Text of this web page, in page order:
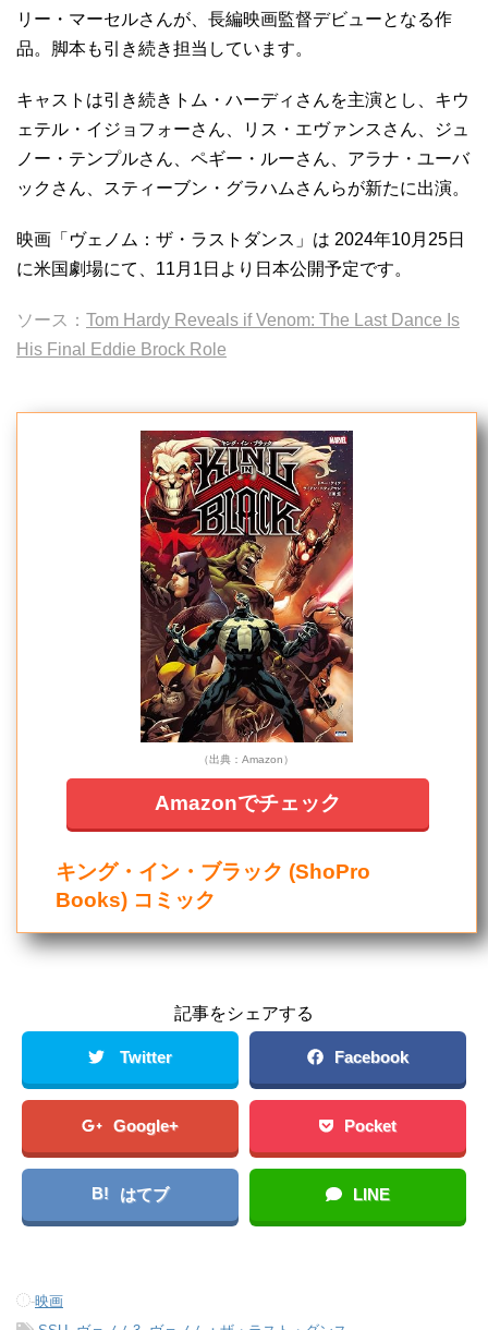
リー・マーセルさんが、長編映画監督デビューとなる作
品。脚本も引き続き担当しています。
キャストは引き続きトム・ハーディさんを主演とし、キウ
ェテル・イジョフォーさん、リス・エヴァンスさん、ジュ
ノー・テンプルさん、ペギー・ルーさん、アラナ・ユーバ
ックさん、スティーブン・グラハムさんらが新たに出演。
映画「ヴェノム：ザ・ラストダンス」は 2024年10月25日
に米国劇場にて、11月1日より日本公開予定です。
ソース： Tom Hardy Reveals if Venom: The Last Dance Is
His Final Eddie Brock Role
（出典：Amazon）
Amazonでチェック
キング・イン・ブラック (ShoPro
Books) コミック
記事をシェアする
Twitter Facebook
Google+ Pocket
B! はてブ LINE
-映画